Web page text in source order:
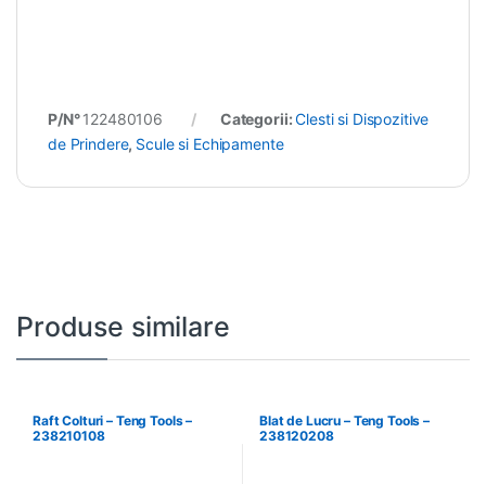
P/N°122480106 Categorii:Clesti si Dispozitive
de Prindere, Scule si Echipamente
Produse similare
Raft Colturi – Teng Tools –
238210108
Blat de Lucru – Teng Tools –
238120208